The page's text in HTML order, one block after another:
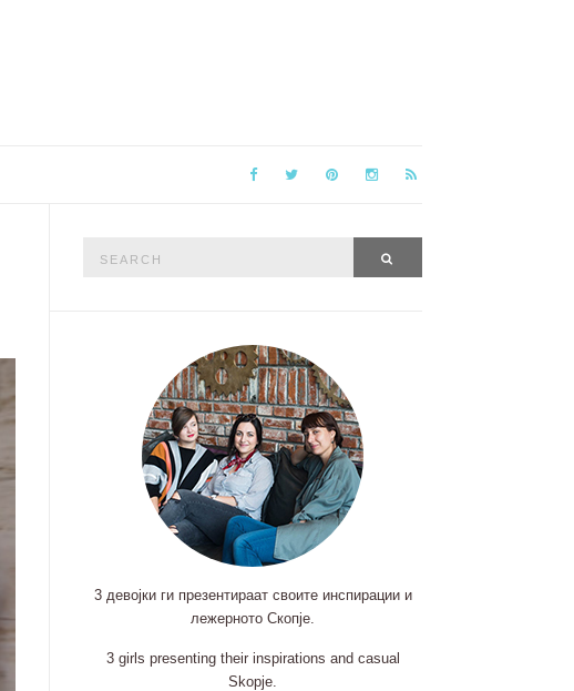
3 девојки ги презентираат своите инспирации и
лежерното Скопје.
3 girls presenting their inspirations and casual
Skopje.